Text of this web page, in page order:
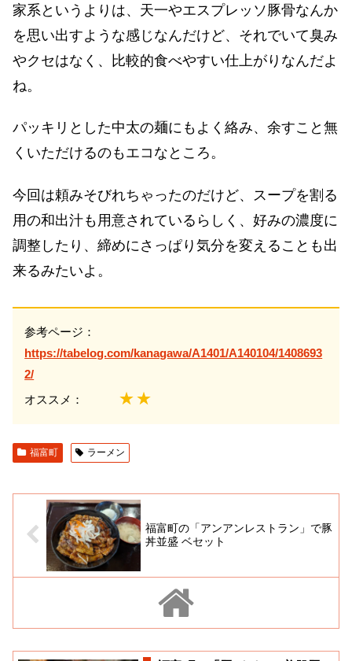
家系というよりは、天一やエスプレッソ豚骨なんか
を思い出すような感じなんだけど、それでいて臭み
やクセはなく、比較的食べやすい仕上がりなんだよ
ね。
パッキリとした中太の麺にもよく絡み、余すこと無
くいただけるのもエコなところ。
今回は頼みそびれちゃったのだけど、スープを割る
用の和出汁も用意されているらしく、好みの濃度に
調整したり、締めにさっぱり気分を変えることも出
来るみたいよ。
参考ページ：
https://tabelog.com/kanagawa/A1401/A140104/1408693
2/
オススメ： ★★
福富町 ラーメン
福富町の「アンアンレストラン」で豚
丼並盛 ベセット